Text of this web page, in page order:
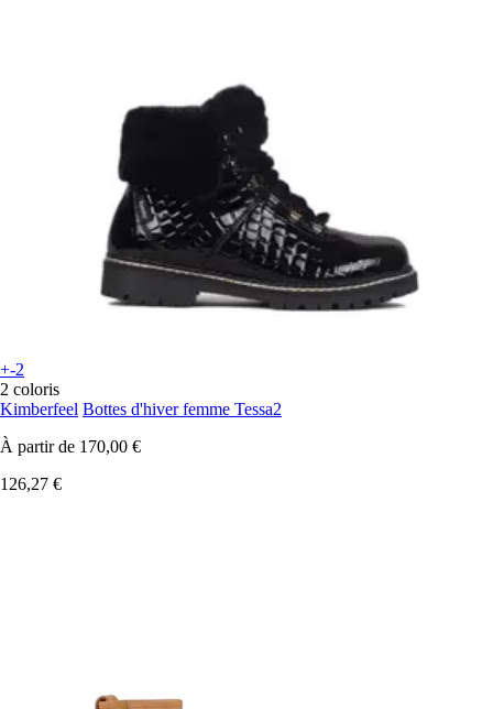
+-2
2 coloris
Kimberfeel Bottes d'hiver femme Tessa2
À partir de 170,00 €
126,27 €